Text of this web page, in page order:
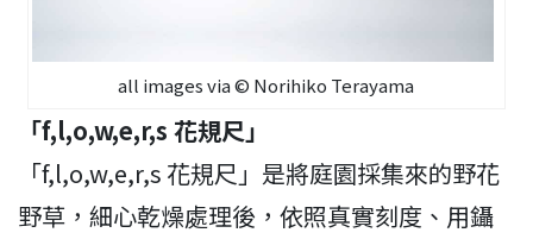
all images via © Norihiko Terayama
「f,l,o,w,e,r,s 花規尺」
「f,l,o,w,e,r,s 花規尺」是將庭園採集來的野花
野草，細心乾燥處理後，依照真實刻度、用鑷